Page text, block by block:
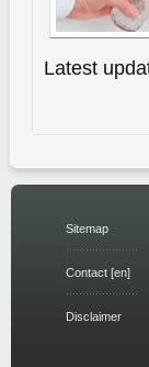
Latest
Sitemap
Contact [en]
Disclaimer